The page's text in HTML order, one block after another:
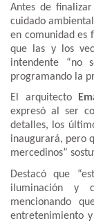
Antes de
cuidado
en comunidad es
que las y los
intendente “no
programando la
El arquitecto
expresó al ser
detalles, los
inaugurará, pero
mercedinos”
Destacó que
iluminación y
mencionando
entretenimiento